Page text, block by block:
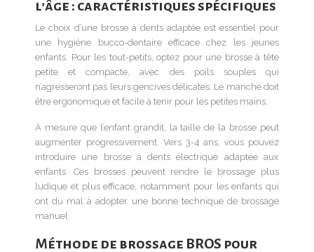
l’âge : caractéristiques spécifiques
Le choix d’une brosse à dents adaptée est essentiel pour
une hygiène bucco-dentaire efficace chez les jeunes
enfants. Pour les tout-petits, optez pour une brosse à tête
petite et compacte, avec des poils souples qui
n’agresseront pas leurs gencives délicates. Le manche doit
être ergonomique et facile à tenir pour les petites mains.
À mesure que l’enfant grandit, la taille de la brosse peut
augmenter progressivement. Vers 3-4 ans, vous pouvez
introduire une brosse à dents électrique adaptée aux
enfants. Ces brosses peuvent rendre le brossage plus
ludique et plus efficace, notamment pour les enfants qui
ont du mal à adopter une bonne technique de brossage
manuel.
Méthode de brossage BROS pour